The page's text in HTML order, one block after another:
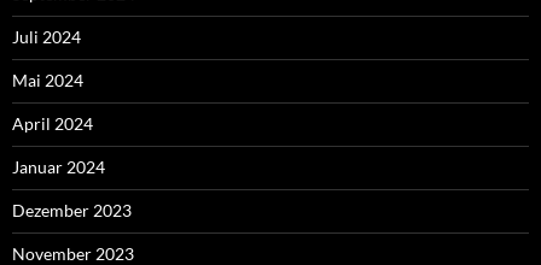
Juli 2024
Mai 2024
April 2024
Januar 2024
Dezember 2023
November 2023